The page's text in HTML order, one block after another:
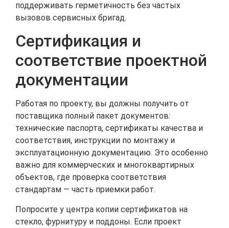
поддерживать герметичность без частых
вызовов сервисных бригад.
Сертификация и
соответствие проектной
документации
Работая по проекту, вы должны получить от
поставщика полный пакет документов:
технические паспорта, сертификаты качества и
соответствия, инструкции по монтажу и
эксплуатационную документацию. Это особенно
важно для коммерческих и многоквартирных
объектов, где проверка соответствия
стандартам — часть приемки работ.
Попросите у центра копии сертификатов на
стекло, фурнитуру и поддоны. Если проект